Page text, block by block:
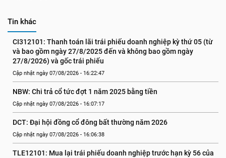
Tin khác
CI312101: Thanh toán lãi trái phiếu doanh nghiệp kỳ thứ 05 (từ
và bao gồm ngày 27/8/2025 đến và không bao gồm ngày
27/8/2026) và gốc trái phiếu
Cập nhật ngày 07/08/2026 - 16:22:47
NBW: Chi trả cổ tức đợt 1 năm 2025 bằng tiền
Cập nhật ngày 07/08/2026 - 16:07:17
DCT: Đại hội đồng cổ đông bất thường năm 2026
Cập nhật ngày 07/08/2026 - 16:06:38
TLE12101: Mua lại trái phiếu doanh nghiệp trước hạn kỳ 56 của